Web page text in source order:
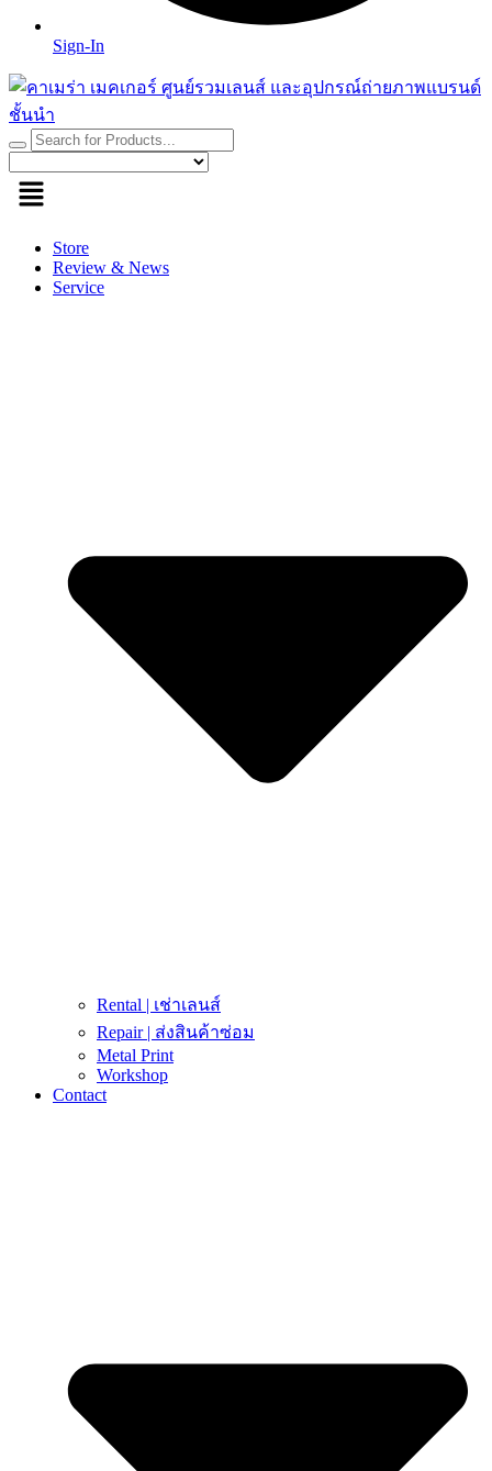
Sign-In
Store
Review & News
Service
Rental | เช่าเลนส์
Repair | ส่งสินค้าซ่อม
Metal Print
Workshop
Contact